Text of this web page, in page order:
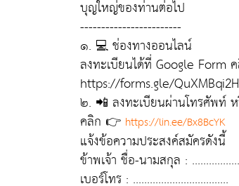
บุญใหญ่ของท่านต่อไป
------------------------
๑. 💻 ช่องทางออนไลน์
ลงทะเบียนได้ที่ Google Form
https://forms.gle/
๒. 📲 ลงทะเบียนผ่านโทรศัพท์
คลิก 👉 https://lin.ee/Bx8BcYK
แจ้งข้อความประสงค์สมัครดังนี้
ข้าพเจ้า ชื่อ-นามสกุล :
เบอร์โทร : ..................................